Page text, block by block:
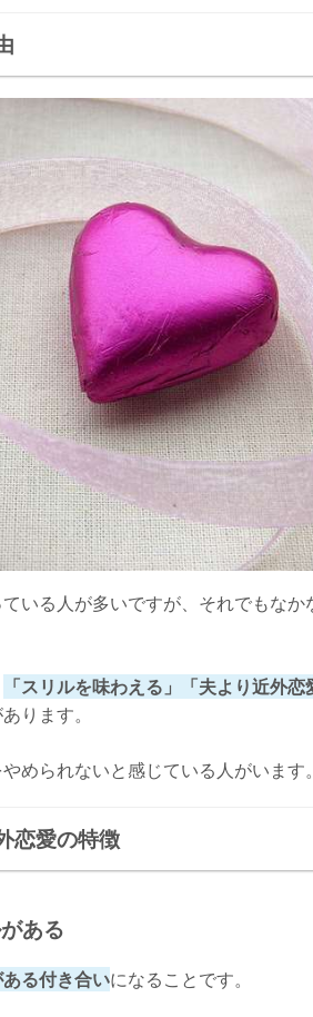
いる人が多いですが、それでもな
「スリルを味わえる」「夫より近外
ります。
められないと感じている人がいます。
恋愛の特徴
ある
る付き合いになることです。